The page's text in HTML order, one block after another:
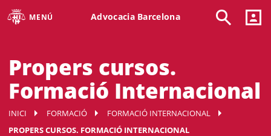
MENÚ Advocacia Barcelona
Propers cursos.
Formació Internacional
INICI FORMACIÓ
FORMACIÓ INTERNACIONAL
PROPERS CURSOS. FORMACIÓ INTERNACIONAL